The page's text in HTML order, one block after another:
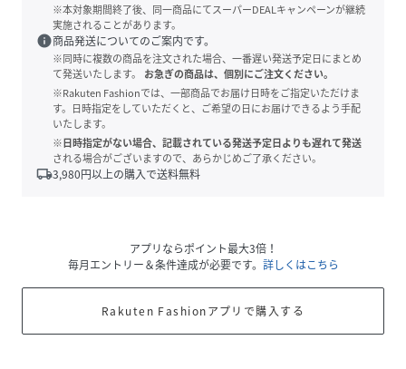
※本対象期間終了後、同一商品にてスーパーDEALキャンペーンが継続
実施されることがあります。
info商品発送についてのご案内です。
※同時に複数の商品を注文された場合、一番遅い発送予定日にまとめ
て発送いたします。
お急ぎの商品は、個別にご注文ください。
※Rakuten Fashionでは、一部商品でお届け日時をご指定いただけま
す。日時指定をしていただくと、ご希望の日にお届けできるよう手配
いたします。
※日時指定がない場合、記載されている発送予定日よりも遅れて発送
される場合がございますので、あらかじめご了承ください。
local_shipping3,980円以上の購入で送料無料
アプリならポイント最大3倍！
毎月エントリー＆条件達成が必要です。 詳しくはこちら
Rakuten Fashionアプリで購入する